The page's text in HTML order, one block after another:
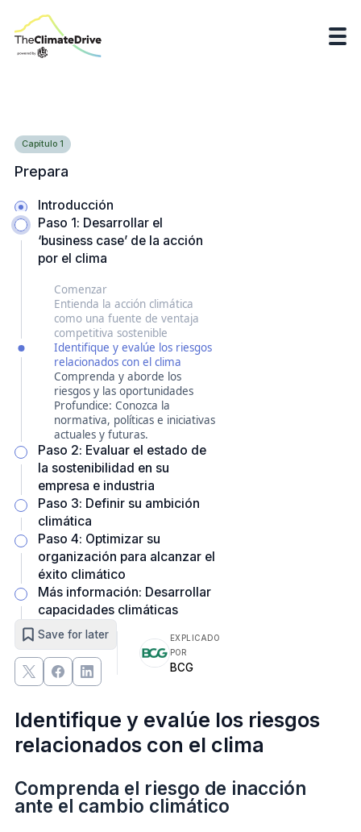
Capítulo 1
Prepara
Introducción
Paso 1: Desarrollar el
‘business case’ de la acción
por el clima
Comenzar
Entienda la acción climática
como una fuente de ventaja
competitiva sostenible
Identifique y evalúe los riesgos
relacionados con el clima
Comprenda y aborde los
riesgos y las oportunidades
Profundice: Conozca la
normativa, políticas e iniciativas
actuales y futuras.
Paso 2: Evaluar el estado de
la sostenibilidad en su
empresa e industria
Paso 3: Definir su ambición
climática
Paso 4: Optimizar su
organización para alcanzar el
éxito climático
Más información: Desarrollar
capacidades climáticas
Save for later
EXPLICADO
POR
BCG
Identifique y evalúe los riesgos
relacionados con el clima
Comprenda el riesgo de inacción
ante el cambio climático